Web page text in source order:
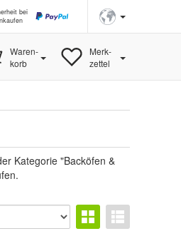
bei
Waren-
korb
Merk-
zettel
Kategorie "Backöfen &